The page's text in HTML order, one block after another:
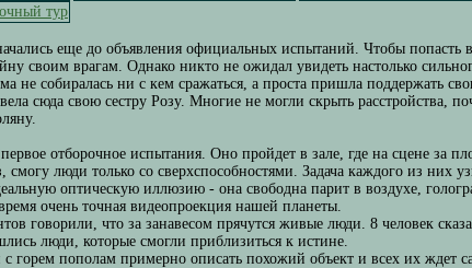
еще до объявления официальных испытаний. Чтобы попасть
своим врагам. Однако никто не ожидал увидеть настолько
не собиралась ни с кем сражаться, а проста пришла поддержать
сюда свою сестру Розу. Многие не могли скрыть расстройства,
отборочное испытания. Оно пройдет в зале, где на сцене за
смогу люди только со сверхспособностями. Задача каждого из них
оптическую иллюзию - она свободна парит в воздухе,
очень точная видеопроекция нашей планеты.
говорили, что за занавесом прячутся живые люди. 8 человек
люди, которые смогли приблизиться к истине.
с горем пополам примерно описать похожий объект и всех их ждет